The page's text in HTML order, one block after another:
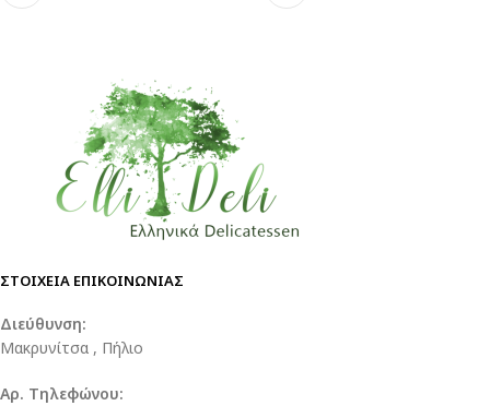
ΣΤΟΙΧΕΙΑ ΕΠΙΚΟΙΝΩΝΙΑΣ
Διεύθυνση:
Μακρυνίτσα , Πήλιο
Αρ. Τηλεφώνου: